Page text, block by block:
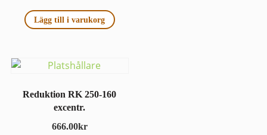
Lägg till i varukorg
Reduktion RK 250-160
excentr.
666.00kr